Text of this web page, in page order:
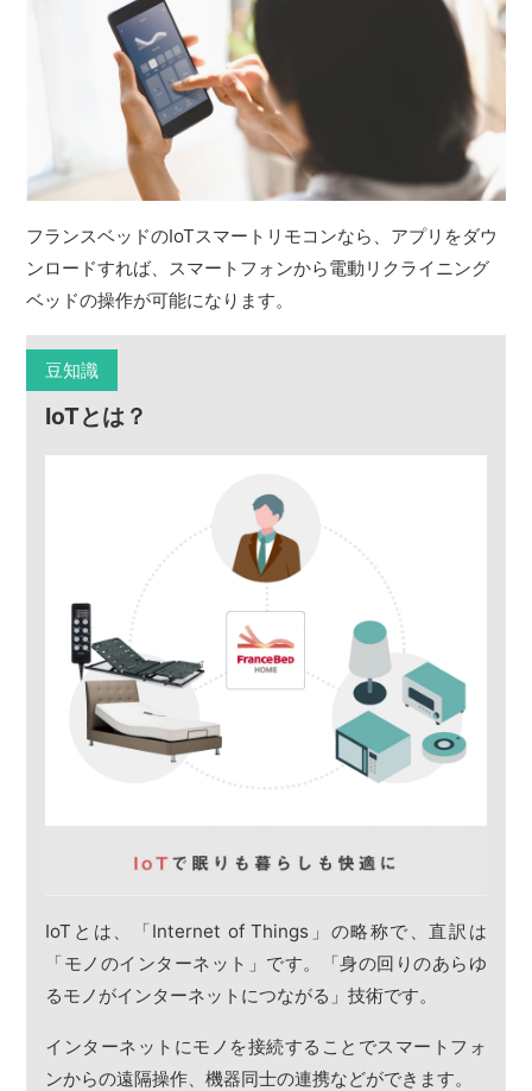
フランスベッドのIoTスマートリモコンなら、アプリをダウ
ンロードすれば、スマートフォンから電動リクライニング
ベッドの操作が可能になります。
豆知識
IoTとは？
IoTとは、「Internet of Things」の略称で、直訳は
「モノのインターネット」です。「身の回りのあらゆ
るモノがインターネットにつながる」技術です。
インターネットにモノを接続することでスマートフォ
ンからの遠隔操作、機器同士の連携などができます。